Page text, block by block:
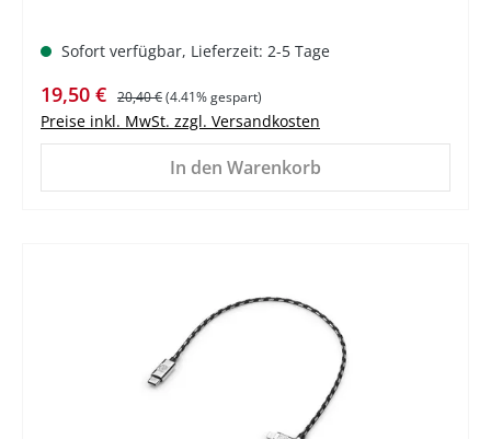
Sofort verfügbar, Lieferzeit: 2-5 Tage
Verkaufspreis:
19,50 € Regulärer Preis:
20,40 €(4.41% gespart)
Preise inkl. MwSt. zzgl. Versandkosten
In den Warenkorb